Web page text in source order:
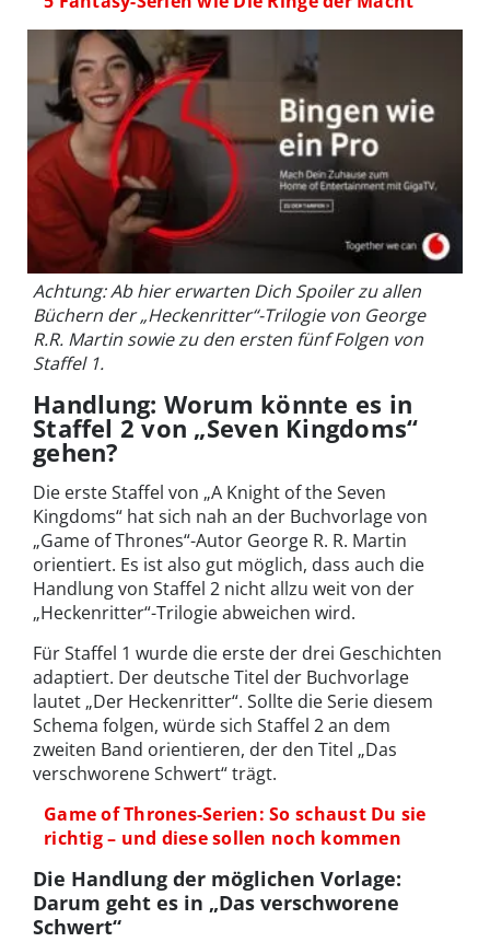
Achtung: Ab hier erwarten Dich Spoiler zu allen
Büchern der „Heckenritter“-Trilogie von George
R.R. Martin sowie zu den ersten fünf Folgen von
Staffel 1.
Handlung: Worum könnte es in
Staffel 2 von „Seven Kingdoms“
gehen?
Die erste Staffel von „A Knight of the Seven
Kingdoms“ hat sich nah an der Buchvorlage von
„Game of Thrones“-Autor George R. R. Martin
orientiert. Es ist also gut möglich, dass auch die
Handlung von Staffel 2 nicht allzu weit von der
„Heckenritter“-Trilogie abweichen wird.
Für Staffel 1 wurde die erste der drei Geschichten
adaptiert. Der deutsche Titel der Buchvorlage
lautet „Der Heckenritter“. Sollte die Serie diesem
Schema folgen, würde sich Staffel 2 an dem
zweiten Band orientieren, der den Titel „Das
verschworene Schwert“ trägt.
Game of Thrones-Serien: So schaust Du sie
richtig – und diese sollen noch kommen
Die Handlung der möglichen Vorlage:
Darum geht es in „Das verschworene
Schwert“